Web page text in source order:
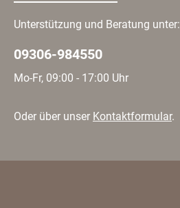
Unterstützung und Beratung unter:
09306-984550
Mo-Fr, 09:00 - 17:00 Uhr
Oder über unser Kontaktformular.